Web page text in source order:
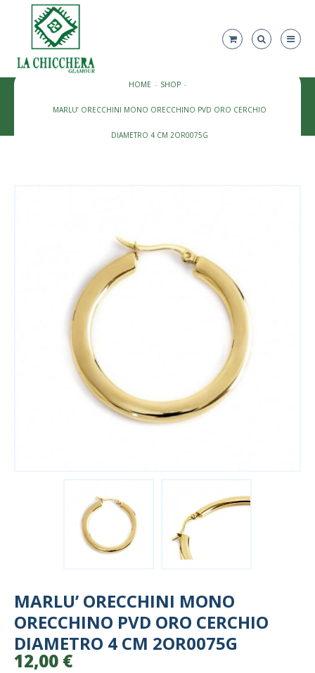
HOME SHOP
MARLU’ ORECCHINI MONO ORECCHINO PVD ORO CERCHIO
DIAMETRO 4 CM 2OR0075G
MARLU’ ORECCHINI MONO
ORECCHINO PVD ORO CERCHIO
DIAMETRO 4 CM 2OR0075G
12,00 €